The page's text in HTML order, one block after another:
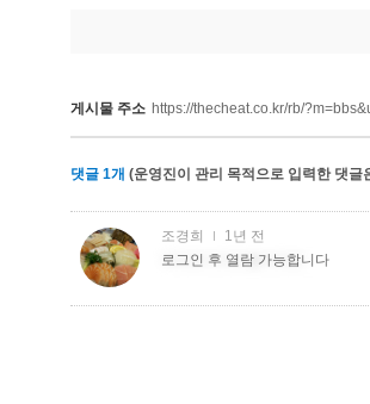
게시물 주소 https://thecheat.co.kr/rb/
댓글 1개 (운영진이 관리 목적으로 입력한 댓글